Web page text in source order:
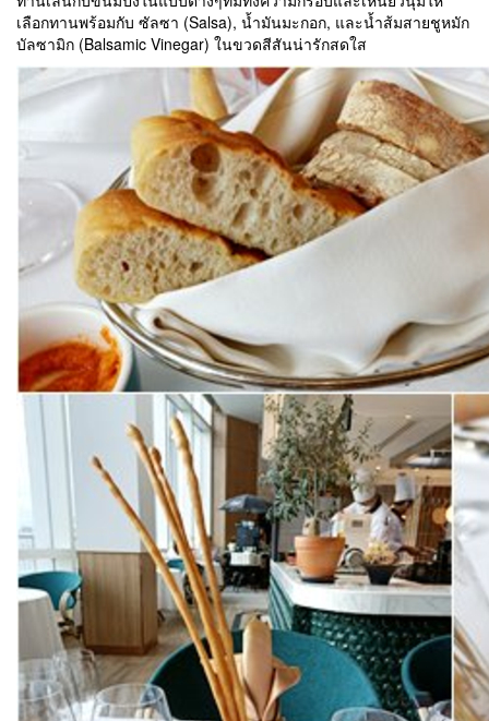
เลือกทานพร้อมกับ ซัลซา (Salsa), น้ำมันมะกอก, และน้ำส้มสายชูหมัก
บัลซามิก (Balsamic Vinegar) ในขวดสีสันน่ารักสดใส